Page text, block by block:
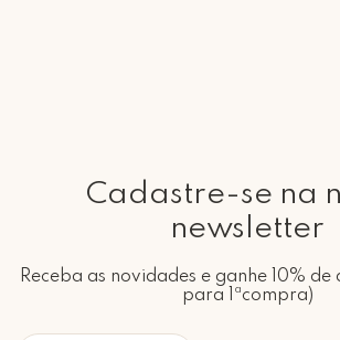
Cadastre-se na
newsletter
Receba as novidades e ganhe 10%
para 1ªcompra)